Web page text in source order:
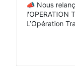
📣 Nous
l'OPERATION
L’Opération